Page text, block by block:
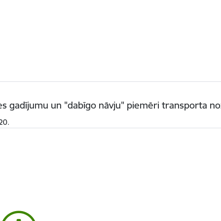
gadījumu un "dabīgo nāvju" piemēri transporta